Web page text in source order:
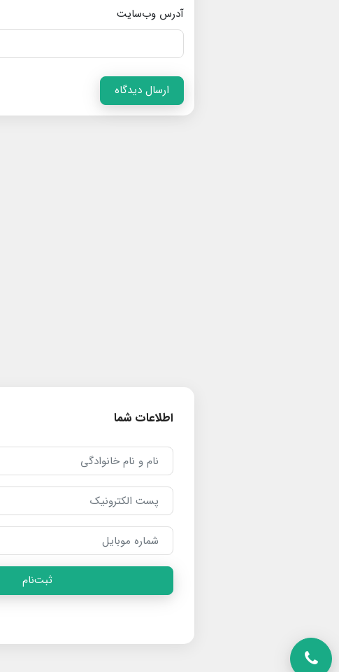
آدرس وب‌سایت
ارسال دیدگاه
اطلاعات شما
ثبت‌نام